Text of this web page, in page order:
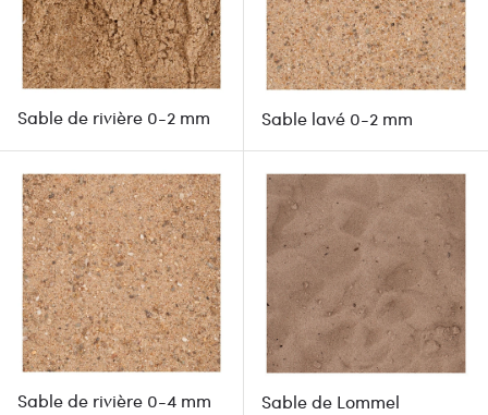
Sable de rivière 0-2 mm Sable lavé 0-2 mm
Sable de rivière 0-4 mm Sable de Lommel